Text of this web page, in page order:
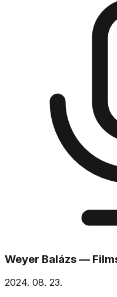
Weyer Balázs —
2024. 08. 23.